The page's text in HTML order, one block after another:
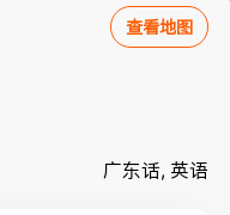
查看地图
广东话, 英语